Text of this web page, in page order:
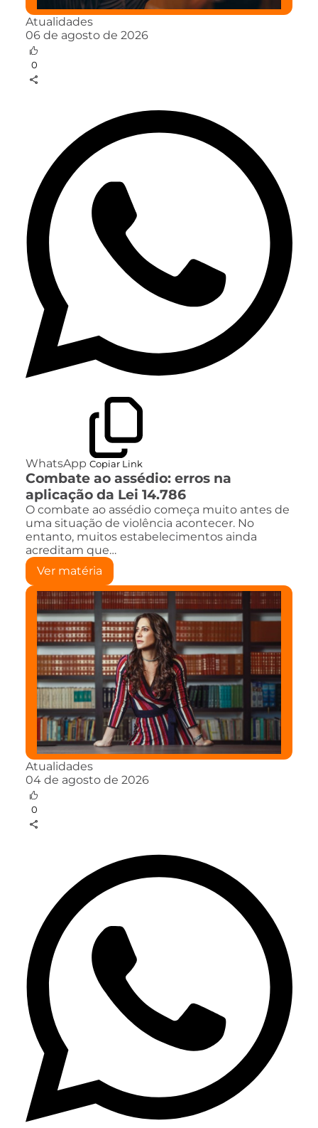
Atualidades
06 de agosto de 2026
0
WhatsApp Copiar Link
Combate ao assédio: erros na
aplicação da Lei 14.786
O combate ao assédio começa muito antes de
uma situação de violência acontecer. No
entanto, muitos estabelecimentos ainda
acreditam que…
Ver matéria
Atualidades
04 de agosto de 2026
0